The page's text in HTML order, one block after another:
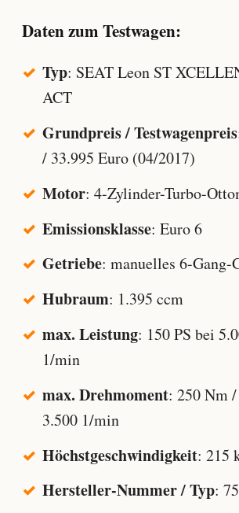
Daten zum Testwagen:
Typ: SEAT Leon ST
ACT
Grundpreis / Testwagenpreis
/ 33.995 Euro (04/2017)
Motor: 4-Zylinder-Turbo-
Emissionsklasse: Euro 6
Getriebe: manuelles 6-Gang-
Hubraum: 1.395 ccm
max. Leistung: 150 PS bei
1/min
max. Drehmoment: 250 Nm
3.500 1/min
Höchstgeschwindigkeit: 215
Hersteller-Nummer / Typ: